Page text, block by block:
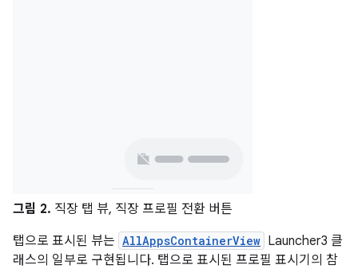
그림 2. 직장 탭 뷰, 직장 프로필 전환 버튼
탭으로 표시된 뷰는 AllAppsContainerView Launcher3 클
래스의 일부로 구현됩니다. 탭으로 표시된 프로필 표시기의 참